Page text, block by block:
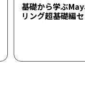
基礎から学ぶ
リング超基礎編